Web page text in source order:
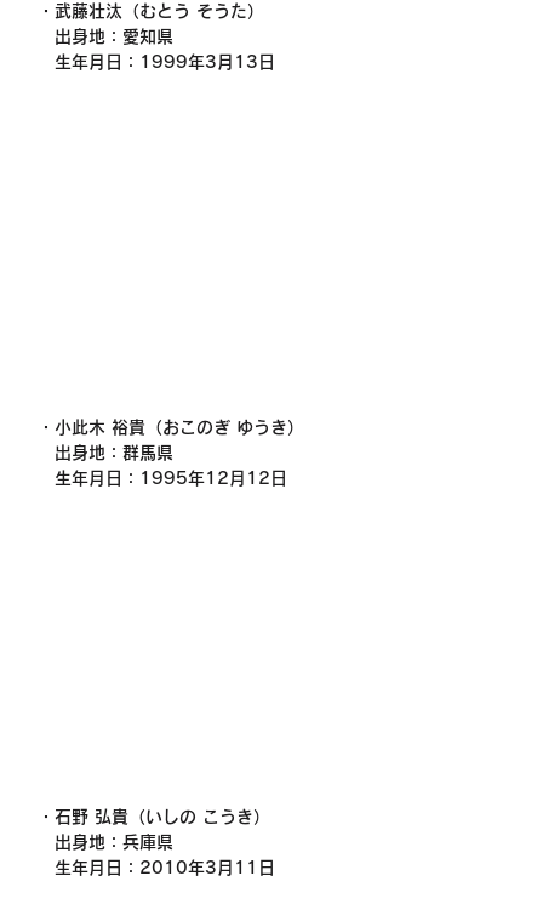
・武藤壮汰（むとう そうた）
出身地：愛知県
生年月日：1999年3月13日
・小此木 裕貴（おこのぎ ゆうき）
出身地：群馬県
生年月日：1995年12月12日
・石野 弘貴（いしの こうき）
出身地：兵庫県
生年月日：2010年3月11日